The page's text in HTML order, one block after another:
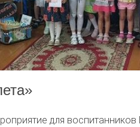
для